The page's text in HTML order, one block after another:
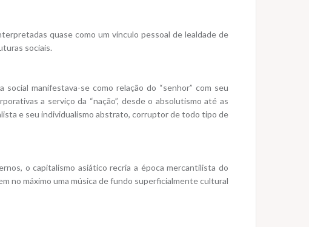
quase como um vínculo pessoal de lealdade de
sociais.
manifestava-se como relação do “senhor” com seu
a serviço da “nação”, desde o absolutismo até as
e seu individualismo abstrato, corruptor de todo tipo de
o capitalismo asiático recria a época mercantilista do
no máximo uma música de fundo superficialmente cultural